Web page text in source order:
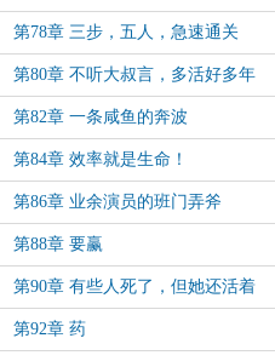
第78章 三步，五人，急速通关
第80章 不听大叔言，多活好多年
第82章 一条咸鱼的奔波
第84章 效率就是生命！
第86章 业余演员的班门弄斧
第88章 要赢
第90章 有些人死了，但她还活着
第92章 药